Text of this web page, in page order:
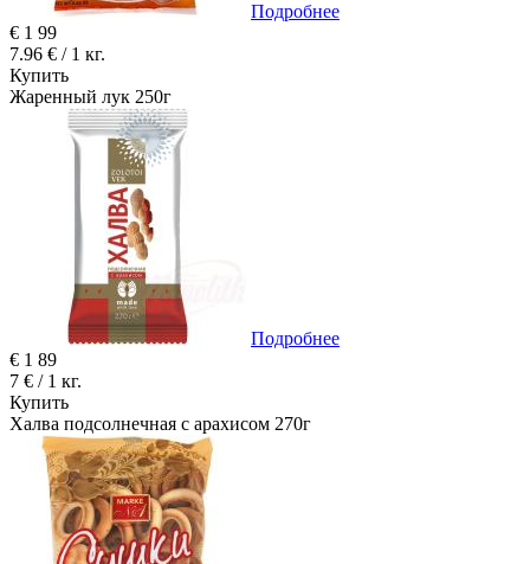
Подробнее
€ 1 99
7.96 € / 1 кг.
Купить
Жаренный лук 250г
Подробнее
€ 1 89
7 € / 1 кг.
Купить
Халва подсолнечная с арахисом 270г